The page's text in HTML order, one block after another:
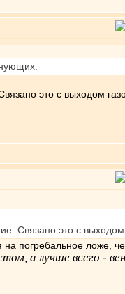
это с выходом
Связано это с выходом
погребальное ложе,
а лучше всего -